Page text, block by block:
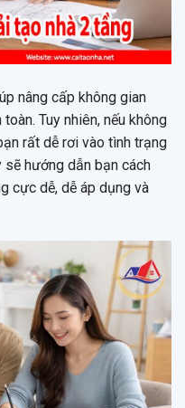
nâng cấp không gian
Tuy nhiên, nếu không
rất dễ rơi vào tình trạng
hướng dẫn bạn cách
cực dễ, dễ áp dụng và